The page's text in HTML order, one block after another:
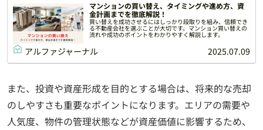
マンションの買い替え、タイミングや進め方、資
金計画までを徹底解説！
買い替えを成功させるにはしっかり段取りを組み、信頼でき
る不動産会社を選ぶことが大切です。マンション買い替えの
流れや成功のポイントをわかりやすく解説します。
アルファジャーナル 2025.07.09
また、投資や資産形成を目的とする場合は、将来的な売却
のしやすさも重要なポイントになります。エリアの需要や
人気度、物件の管理状態などが資産価値に影響するため、